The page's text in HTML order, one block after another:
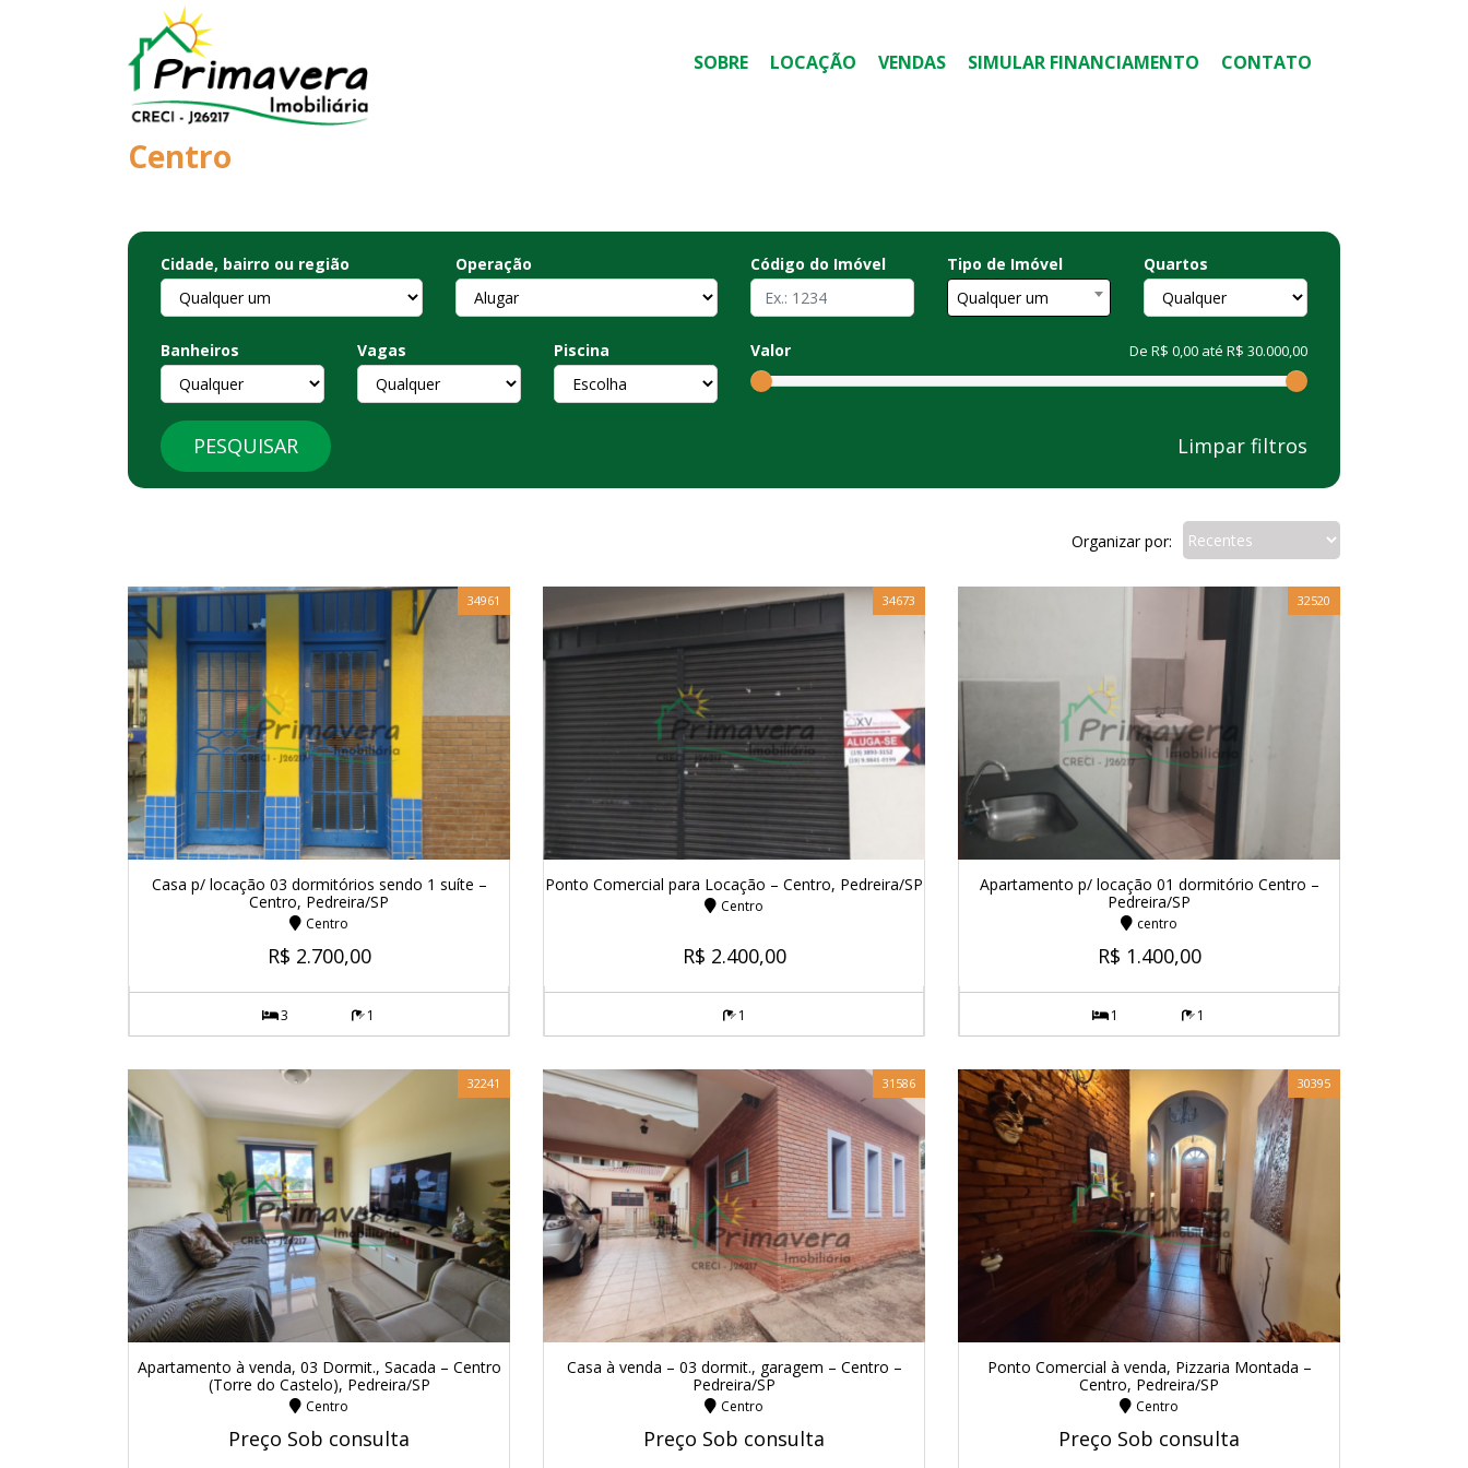
SOBRE LOCAÇÃO VENDAS SIMULAR FINANCIAMENTO CONTATO
CENTRO
Centro
Cidade, bairro ou região Operação Código do Imóvel
Tipo de Imóvel
Qualquer um
Quartos
Banheiros Vagas Piscina Valor De R$ 0,00 até R$ 30.000,00
Limpar filtros
PESQUISAR
Organizar por:
34961
Casa p/ locação 03 dormitórios sendo 1 suíte –
Centro, Pedreira/SP
Centro
R$ 2.700,00
3 1
34673
Ponto Comercial para Locação – Centro, Pedreira/SP
Centro
R$ 2.400,00
1
32520
Apartamento p/ locação 01 dormitório Centro –
Pedreira/SP
centro
R$ 1.400,00
1 1
32241
Apartamento à venda, 03 Dormit., Sacada – Centro
(Torre do Castelo), Pedreira/SP
Centro
Preço Sob consulta
31586
Casa à venda – 03 dormit., garagem – Centro –
Pedreira/SP
Centro
Preço Sob consulta
30395
Ponto Comercial à venda, Pizzaria Montada –
Centro, Pedreira/SP
Centro
Preço Sob consulta